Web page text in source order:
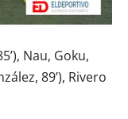
Nau, Goku,
89’), Rivero